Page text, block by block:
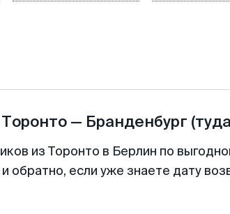
Торонто— Бранденбург
из Торонто в Берлин по
обратно, если уже знаете дату